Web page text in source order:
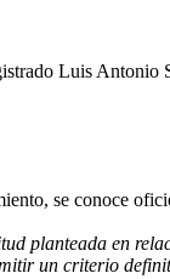
Luis Antonio
se conoce
planteada en
un criterio